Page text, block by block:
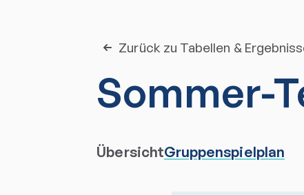
Zurück zu Tabellen &
Sommer-
ÜbersichtGruppenspielplan